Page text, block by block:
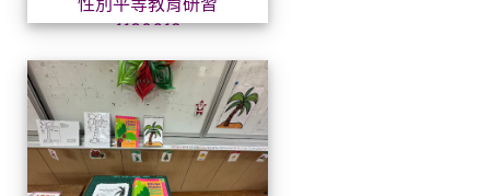
1130619
雙語教學_Book club